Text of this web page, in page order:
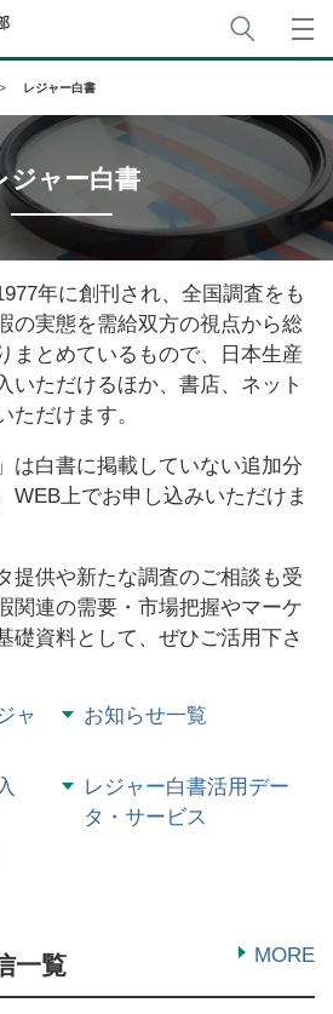
公益財団法人日本生産性本部
レジャー白書
ジャー白書
年に創刊され、全国調査をも
の実態を需給双方の視点から総
まとめているもので、日本生産
いただけるほか、書店、ネット
ただけます。
は白書に掲載していない追加分
WEB上でお申し込みいただけま
提供や新たな調査のご相談も受
関連の需要・市場把握やマーケ
礎資料として、ぜひご活用下さ
ャ
お知らせ一覧
レジャー白書活用デー
タ・サービス
一覧
MORE